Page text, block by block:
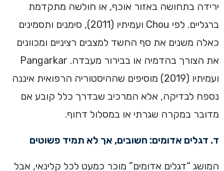
ירידה בתחושה באזור אוכף, או חולשה מתקדמת
ברגליים. לפי Chou ועמיתיו (2011), סימנים ותסמינים
כאלה משנים את סף החשד למצבים רציניים ומכוונים
את הצורך בהדמיה או בבירור מעבדה. Pangarkar
ועמיתיו (2019) מוסיפים שההיסטוריה הרפואית איננה
נספח לבדיקה, אלא המרכיב שבדרך כלל קובע אם
מדובר במקרה שגרתי או במסלול דחוף.
ד. דגלים אדומים: חשובים, אך לא תמיד פשוטים
המושג “דגלים אדומים” מוכר כמעט לכל קלינאי, אבל